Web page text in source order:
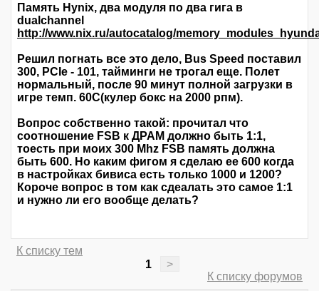
Память Hynix, два модуля по два гига в
dualchannel
http://www.nix.ru/autocatalog/
Решил погнать все это дело, Bus Speed поставил
300, PCIe - 101, тайминги не трогал еще. Полет
нормальный, после 90 минут полной загрузки в
игре темп. 60С(кулер бокс на 2000 рпм).
Вопрос собственно такой: прочитал что
соотношение FSB к ДРАМ должно быть 1:1,
тоесть при моих 300 Mhz FSB память должна
быть 600. Но каким фигом я сделаю ее 600 когда
в настройках бивиса есть только 1000 и 1200?
Короче вопрос в том как сдеалать это самое 1:1
и нужно ли его вообще делать?
К списку тем
1
>
К списку форумов